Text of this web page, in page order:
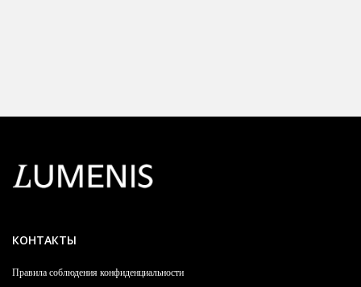
КОНТАКТЫ
Правила соблюдения конфиденциальности